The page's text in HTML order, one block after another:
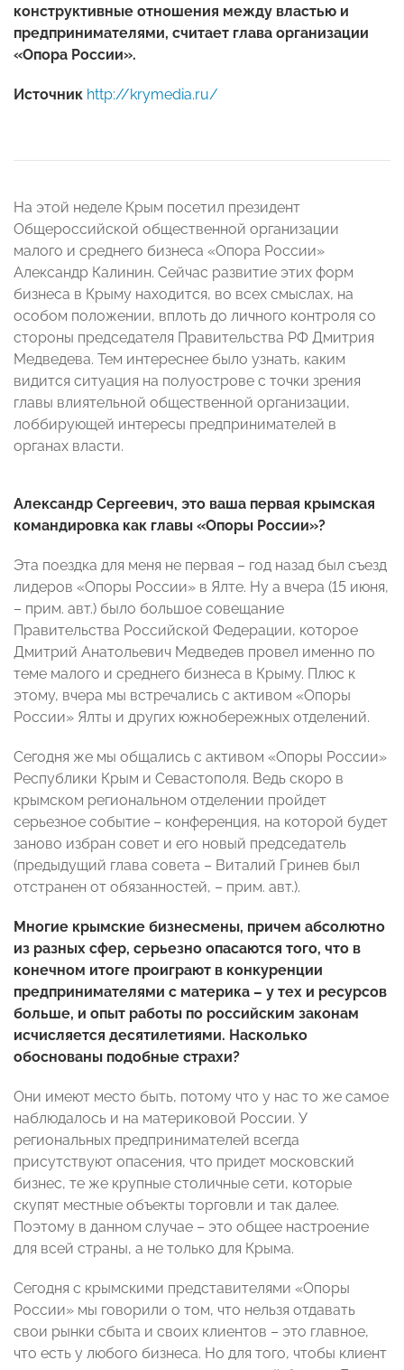
конструктивные отношения между властью и
предпринимателями, считает глава организации
«Опора России».
Источник http://krymedia.ru/
На этой неделе Крым посетил президент
Общероссийской общественной организации
малого и среднего бизнеса «Опора России»
Александр Калинин. Сейчас развитие этих форм
бизнеса в Крыму находится, во всех смыслах, на
особом положении, вплоть до личного контроля со
стороны председателя Правительства РФ Дмитрия
Медведева. Тем интереснее было узнать, каким
видится ситуация на полуострове с точки зрения
главы влиятельной общественной организации,
лоббирующей интересы предпринимателей в
органах власти.
Александр Сергеевич, это ваша первая крымская
командировка как главы «Опоры России»?
Эта поездка для меня не первая – год назад был съезд
лидеров «Опоры России» в Ялте. Ну а вчера (15 июня,
– прим. авт.) было большое совещание
Правительства Российской Федерации, которое
Дмитрий Анатольевич Медведев провел именно по
теме малого и среднего бизнеса в Крыму. Плюс к
этому, вчера мы встречались с активом «Опоры
России» Ялты и других южнобережных отделений.
Сегодня же мы общались с активом «Опоры России»
Республики Крым и Севастополя. Ведь скоро в
крымском региональном отделении пройдет
серьезное событие – конференция, на которой будет
заново избран совет и его новый председатель
(предыдущий глава совета – Виталий Гринев был
отстранен от обязанностей, – прим. авт.).
Многие крымские бизнесмены, причем абсолютно
из разных сфер, серьезно опасаются того, что в
конечном итоге проиграют в конкуренции
предпринимателями с материка – у тех и ресурсов
больше, и опыт работы по российским законам
исчисляется десятилетиями. Насколько
обоснованы подобные страхи?
Они имеют место быть, потому что у нас то же самое
наблюдалось и на материковой России. У
региональных предпринимателей всегда
присутствуют опасения, что придет московский
бизнес, те же крупные столичные сети, которые
скупят местные объекты торговли и так далее.
Поэтому в данном случае – это общее настроение
для всей страны, а не только для Крыма.
Сегодня с крымскими представителями «Опоры
России» мы говорили о том, что нельзя отдавать
свои рынки сбыта и своих клиентов – это главное,
что есть у любого бизнеса. Но для того, чтобы клиент